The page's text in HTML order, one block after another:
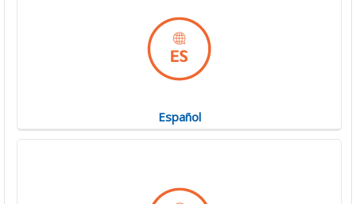
Español